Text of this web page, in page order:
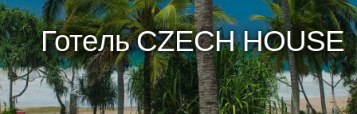
Готель CZECH HOUSE